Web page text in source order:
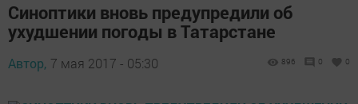
Синоптики вновь предупредили об
ухудшении погоды в Татарстане
Автор, 7 мая 2017 - 05:30 896 0 0